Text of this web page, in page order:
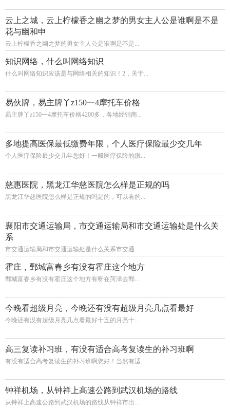
云上之城，云上柠檬香之幽之梦的男女主人公是谁啊是不是
花与幽和申
云上柠檬香之幽之梦的男女主人公是谁啊是不是...
知识网络，什么叫网络知识
什么叫网络知识应该是与网络相关的知识！2，关于...
易伙牌，易主牌丫z150一4摩托车价格
易主牌丫z150一4摩托车价格4200多，各地经销商...
多地提高医保最低缴费年限，个人医疗保险最少交几年
个人医疗保险最少交几年您好！一般医疗保险的缴...
慈惠医院，黑龙江华慈医院怎么样是正规的吗
黑龙江华慈医院怎么样是正规的吗是的，可以看的...
襄阳市交通运输局，市交通运输局和市交通运输处是什么关
系
市交通运输局和市交通运输处是什么关系市交通...
霍庄，鄄城富春乡有没有霍庄这个地方
鄄城富春乡有没有霍庄这个地方有呀在菏泽去鄄...
今晚看超级月亮，今晚还有没有超级月亮几点看最好
今晚还有没有超级月亮几点看最好十五的月亮十...
高三复读补习班，有没有适合高考复读生的补习班啊
有没有适合高考复读生的补习班啊您好！当然有适...
钟祥机场，从钟祥上高速公路到武汉机场的路线
从钟祥上高速公路到武汉机场的路线从钟祥市出...